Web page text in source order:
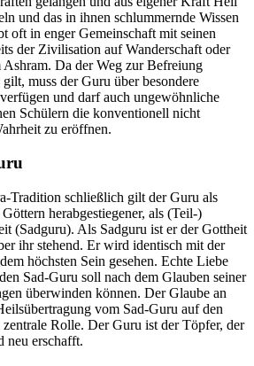
und das in ihnen schlummernde Wissen
oft in enger Gemeinschaft mit seinen
der Zivilisation auf Wanderschaft oder
Da der Weg zur Befreiung
muss der Guru über besondere
und darf auch ungewöhnliche
Schülern die konventionell nicht
zu eröffnen.
Tradition schließlich gilt der Guru als
herabgestiegener, als (Teil-)
(Sadguru). Als Sadguru ist er der Gottheit
ihr stehend. Er wird identisch mit der
höchsten Sein gesehen. Echte Liebe
Sad-Guru soll nach dem Glauben seiner
überwinden können. Der Glaube an
vom Sad-Guru auf den
zentrale Rolle. Der Guru ist der Töpfer, der
neu erschafft.